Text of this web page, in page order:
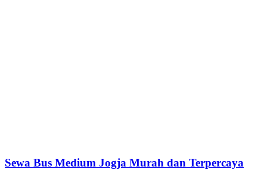
Sewa Bus Medium Jogja Murah dan Terpercaya